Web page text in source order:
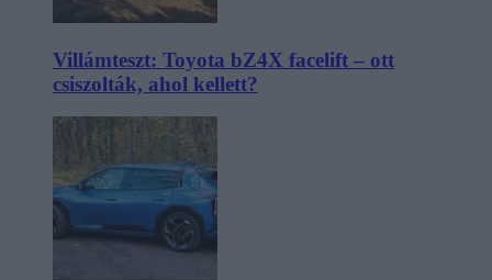
Villámteszt: Toyota bZ4X facelift – ott
csiszolták, ahol kellett?